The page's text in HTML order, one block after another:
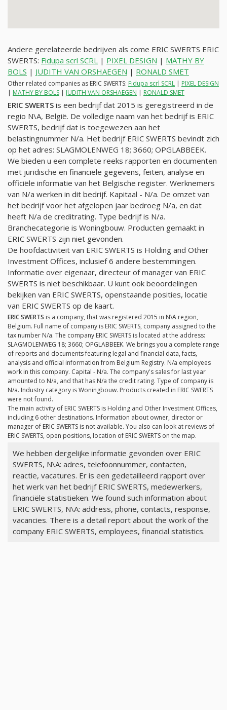
Andere gerelateerde bedrijven als come ERIC SWERTS ERIC
SWERTS: Fidupa scrl SCRL | PIXEL DESIGN | MATHY BY
BOLS | JUDITH VAN ORSHAEGEN | RONALD SMET
Other related companies as ERIC SWERTS: Fidupa scrl SCRL | PIXEL DESIGN
| MATHY BY BOLS | JUDITH VAN ORSHAEGEN | RONALD SMET
ERIC SWERTS is een bedrijf dat 2015 is geregistreerd in de
regio N\A, België. De volledige naam van het bedrijf is ERIC
SWERTS, bedrijf dat is toegewezen aan het
belastingnummer N/a. Het bedrijf ERIC SWERTS bevindt zich
op het adres: SLAGMOLENWEG 18; 3660; OPGLABBEEK.
We bieden u een complete reeks rapporten en documenten
met juridische en financiële gegevens, feiten, analyse en
officiële informatie van het Belgische register. Werknemers
van N/a werken in dit bedrijf. Kapitaal - N/a. De omzet van
het bedrijf voor het afgelopen jaar bedroeg N/a, en dat
heeft N/a de creditrating. Type bedrijf is N/a.
Branchecategorie is Woningbouw. Producten gemaakt in
ERIC SWERTS zijn niet gevonden.
De hoofdactiviteit van ERIC SWERTS is Holding and Other
Investment Offices, inclusief 6 andere bestemmingen.
Informatie over eigenaar, directeur of manager van ERIC
SWERTS is niet beschikbaar. U kunt ook beoordelingen
bekijken van ERIC SWERTS, openstaande posities, locatie
van ERIC SWERTS op de kaart.
ERIC SWERTS is a company, that was registered 2015 in N\A region,
Belgium. Full name of company is ERIC SWERTS, company assigned to the
tax number N/a. The company ERIC SWERTS is located at the address:
SLAGMOLENWEG 18; 3660; OPGLABBEEK. We brings you a complete range
of reports and documents featuring legal and financial data, facts,
analysis and official information from Belgium Registry. N/a employees
work in this company. Capital - N/a. The company's sales for last year
amounted to N/a, and that has N/a the credit rating. Type of company is
N/a. Industry category is Woningbouw. Products created in ERIC SWERTS
were not found.
The main activity of ERIC SWERTS is Holding and Other Investment Offices,
including 6 other destinations. Information about owner, director or
manager of ERIC SWERTS is not available. You also can look at reviews of
ERIC SWERTS, open positions, location of ERIC SWERTS on the map.
We hebben dergelijke informatie gevonden over ERIC
SWERTS, N\A: adres, telefoonnummer, contacten,
reactie, vacatures. Er is een gedetailleerd rapport over
het werk van het bedrijf ERIC SWERTS, medewerkers,
financiële statistieken. We found such information about
ERIC SWERTS, N\A: address, phone, contacts, response,
vacancies. There is a detail report about the work of the
company ERIC SWERTS, employees, financial statistics.